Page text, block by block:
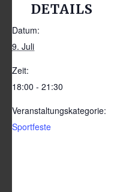
DETAILS
Datum:
9. Juli
Zeit:
18:00 - 21:30
Veranstaltungskategorie:
Sportfeste